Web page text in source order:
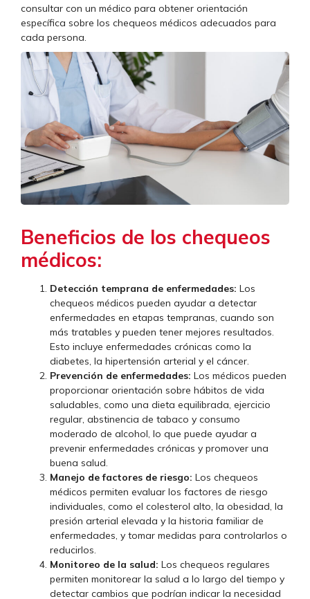
consultar con un médico para obtener orientación
específica sobre los chequeos médicos adecuados para
cada persona.
Beneficios de los chequeos
médicos:
Detección temprana de enfermedades: Los
chequeos médicos pueden ayudar a detectar
enfermedades en etapas tempranas, cuando son
más tratables y pueden tener mejores resultados.
Esto incluye enfermedades crónicas como la
diabetes, la hipertensión arterial y el cáncer.
Prevención de enfermedades: Los médicos pueden
proporcionar orientación sobre hábitos de vida
saludables, como una dieta equilibrada, ejercicio
regular, abstinencia de tabaco y consumo
moderado de alcohol, lo que puede ayudar a
prevenir enfermedades crónicas y promover una
buena salud.
Manejo de factores de riesgo: Los chequeos
médicos permiten evaluar los factores de riesgo
individuales, como el colesterol alto, la obesidad, la
presión arterial elevada y la historia familiar de
enfermedades, y tomar medidas para controlarlos o
reducirlos.
Monitoreo de la salud: Los chequeos regulares
permiten monitorear la salud a lo largo del tiempo y
detectar cambios que podrían indicar la necesidad